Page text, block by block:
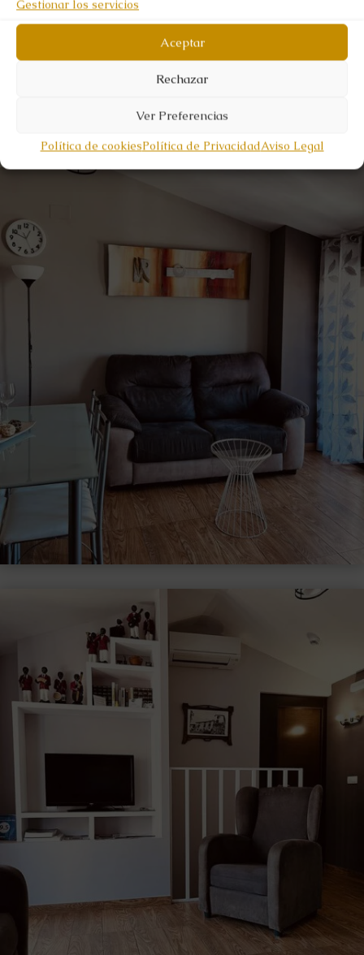
Gestionar los servicios
Aceptar
Rechazar
Ver Preferencias
Política de cookiesPolítica de PrivacidadAviso Legal